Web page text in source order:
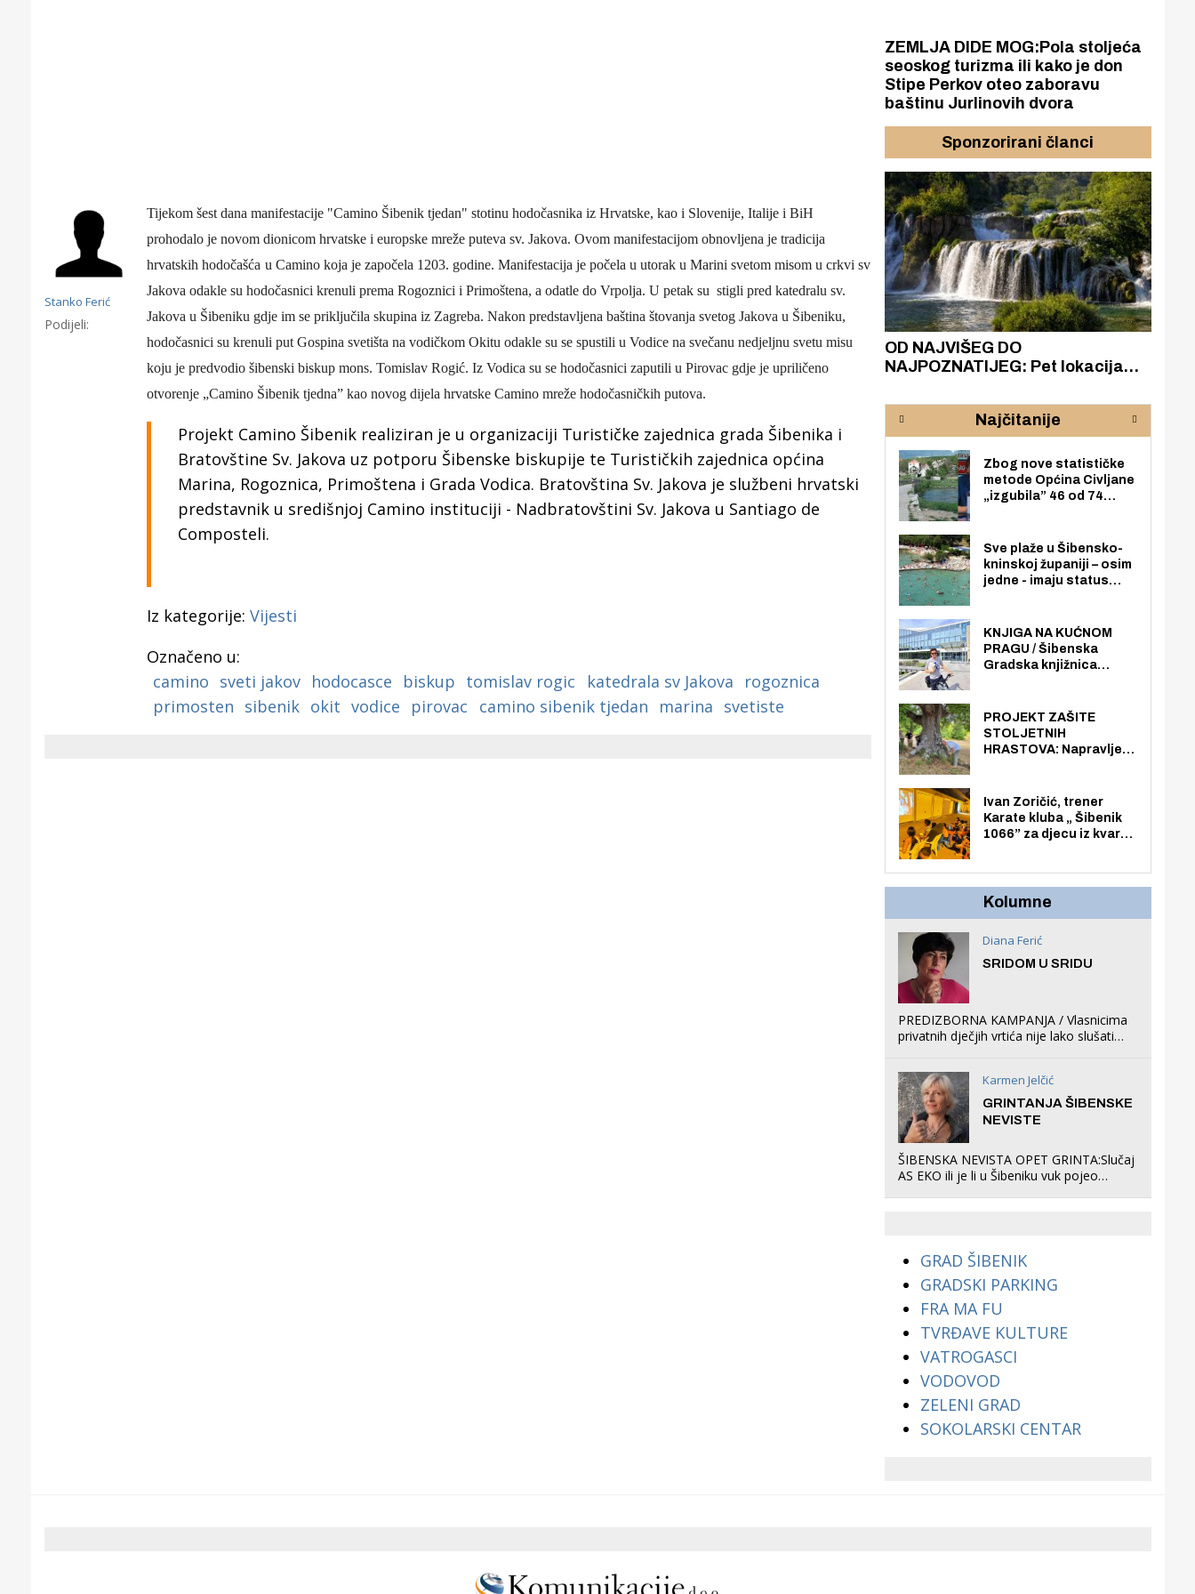
Stanko Ferić
Podijeli:
Tijekom šest dana manifestacije "Camino Šibenik tjedan" stotinu hodočasnika iz Hrvatske, kao i Slovenije, Italije i BiH
prohodalo je novom dionicom hrvatske i europske mreže puteva sv. Jakova. Ovom manifestacijom obnovljena je tradicija
hrvatskih hodočašća u Camino koja je započela 1203. godine. Manifestacija je počela u utorak u Marini svetom misom u crkvi sv
Jakova odakle su hodočasnici krenuli prema Rogoznici i Primoštena, a odatle do Vrpolja. U petak su stigli pred katedralu sv.
Jakova u Šibeniku gdje im se priključila skupina iz Zagreba. Nakon predstavljena baština štovanja svetog Jakova u Šibeniku,
hodočasnici su krenuli putGospina svetišta na vodičkom Okitu odakle su se spustili u Vodice na svečanu nedjeljnu svetu misu
koju je predvodio šibenski biskup mons. Tomislav Rogić. Iz Vodica su se hodočasnici zaputili u Pirovac gdje je upriličeno
otvorenje„Camino Šibenik tjedna” kao novogdijela hrvatske Camino mreže hodočasničkih putova.
Projekt Camino Šibenik realiziran je u organizaciji Turističke zajednica grada Šibenika i
Bratovštine Sv. Jakova uz potporu Šibenske biskupije te Turističkih zajednica općina
Marina, Rogoznica, Primoštena i Grada Vodica. Bratovština Sv. Jakova je službeni hrvatski
predstavnik u središnjoj Camino instituciji - Nadbratovštini Sv. Jakova u Santiago de
Composteli.
Iz kategorije: Vijesti
Označeno u:
camino sveti jakov hodocasce biskup tomislav rogic katedrala sv Jakova
rogoznica
primosten sibenik okit vodice pirovac camino sibenik tjedan marina svetiste
ZEMLJA DIDE MOG:Pola stoljeća
seoskog turizma ili kako je don
Stipe Perkov oteo zaboravu
baštinu Jurlinovih dvora
Sponzorirani članci
Gornji tok Krke iz prve ruke -
Otkrijte hostel Titius u
edukativnom kampusu NP Krka u
Puljanima
Šibenik spreman za dolazak
električnih autobusa: izgrađeno
12 punionica na kolodvoru
OD NAJVIŠEG DO
NAJPOZNATIJEG: Pet lokacija
rijeke Krke
Najčitanije
Zbog nove statističke
metode Općina Civljane
„izgubila” 46 od 74
nego radno sposobnih
osoba među svojih 170
stanovnika.
Sve plaže u Šibensko-
kninskoj županiji – osim
jedne - imaju status
općoj upotrebi. Pristup
je slobodan i besplatan
za sve građane i
KNJIGA NA KUĆNOM
PRAGU / Šibenska
Gradska knjižnica
knjiga na kućnu adresu
električnim biciklom.
PROJEKT ZAŠITE
STOLJETNIH
HRASTOVA: Napravljen
Zmajevac
Ivan Zoričić, trener
Karate kluba „ Šibenik
1066” za djecu iz kvarta
organizirao dječje
Kolumne
Diana Ferić
SRIDOM U SRIDU
PREDIZBORNA KAMPANJA / Vlasnicima
privatnih dječjih vrtića nije lako slušati
što oni rade u Šibeniku ne postoji
Karmen Jelčić
GRINTANJA ŠIBENSKE
NEVISTE
ŠIBENSKA NEVISTA OPET GRINTA:Slučaj
AS EKO ili je li u Šibeniku vuk pojeo
GRAD ŠIBENIK
GRADSKI PARKING
FRA MA FU
TVRĐAVE KULTURE
VATROGASCI
VODOVOD
ZELENI GRAD
SOKOLARSKI CENTAR